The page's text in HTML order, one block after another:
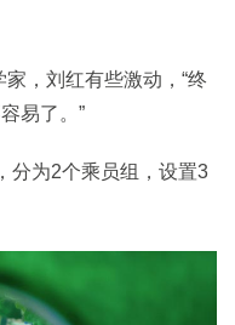
，刘红有些激动，“终
易了。”
分为2个乘员组，设置3